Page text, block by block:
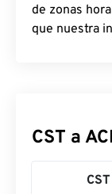
de zonas
que nuestra
CST a